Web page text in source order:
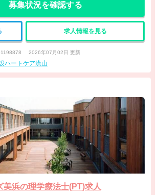
募集状況を確認する
求人情報を見る
2026年07月02日 更新
ハートケア流山
美浜の理学療法士(PT)求人